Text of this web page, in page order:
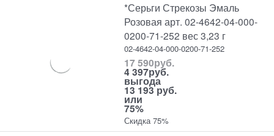
*Серьги Стрекозы Эмаль
Розовая арт. 02-4642-04-000-
0200-71-252 вес 3,23 г
02-4642-04-000-0200-71-252
17 590руб.
4 397руб.
выгода
13 193 руб.
или
75%
Скидка 75%